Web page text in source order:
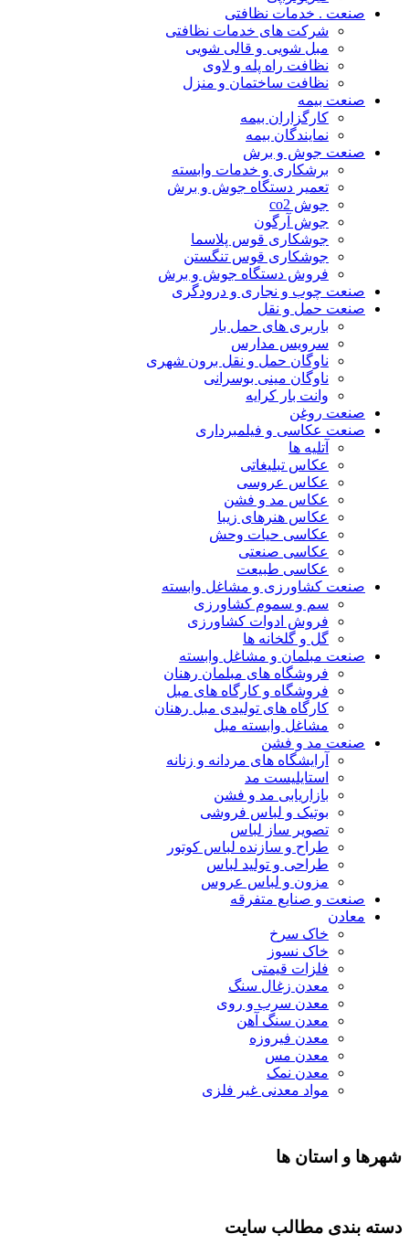
صنعت . خدمات نظافتی
شرکت های خدمات نظافتی
مبل شویی و قالی شویی
نظافت راه پله و لاوی
نظافت ساختمان و منزل
صنعت بیمه
کارگزاران بیمه
نمایندگان بیمه
صنعت جوش و برش
برشکاری و خدمات وابسته
تعمیر دستگاه جوش و برش
جوش co2
جوش آرگون
جوشکاری قوس پلاسما
جوشکاری قوس تنگستن
فروش دستگاه جوش و برش
صنعت چوب و نجاری و درودگری
صنعت حمل و نقل
باربری های حمل بار
سرویس مدارس
ناوگان حمل و نقل برون شهری
ناوگان مینی بوسرانی
وانت بار کرایه
صنعت روغن
صنعت عکاسی و فیلمبرداری
آتلیه ها
عکاس تبلیغاتی
عکاس عروسی
عکاس مد و فشن
عکاس هنرهای زیبا
عکاسی حیات وحش
عکاسی صنعتی
عکاسی طبیعت
صنعت کشاورزی و مشاغل وابسته
سم و سموم کشاورزی
فروش ادوات کشاورزی
گل و گلخانه ها
صنعت مبلمان و مشاغل وابسته
فروشگاه های مبلمان رهنان
فروشگاه و کارگاه های مبل
کارگاه های تولیدی مبل رهنان
مشاغل وابسته مبل
صنعت مد و فشن
آرایشگاه های مردانه و زنانه
استایلیست مد
بازاریابی مد و فشن
بوتیک و لباس فروشی
تصویر ساز لباس
طراح و سازنده لباس کوتور
طراحی و تولید لباس
مزون و لباس عروس
صنعت و صنایع متفرقه
معادن
خاک سرخ
خاک نسوز
فلزات قیمتی
معدن زغال سنگ
معدن سرب و روی
معدن سنگ آهن
معدن فیروزه
معدن مس
معدن نمک
مواد معدنی غیر فلزی
شهرها و استان ها
دسته بندی مطالب سایت